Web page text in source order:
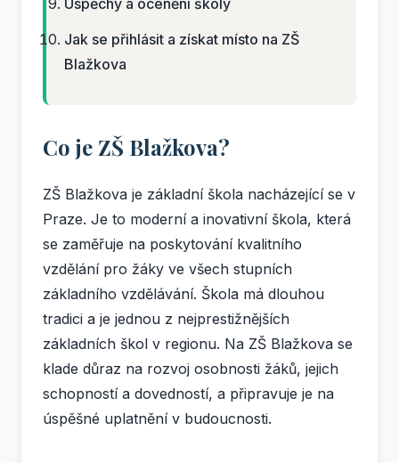
Jak se přihlásit a získat místo na ZŠ
Blažkova
Co je ZŠ Blažkova?
ZŠ Blažkova je základní škola nacházející se v
Praze. Je to moderní a inovativní škola, která
se zaměřuje na poskytování kvalitního
vzdělání pro žáky ve všech stupních
základního vzdělávání. Škola má dlouhou
tradici a je jednou z nejprestižnějších
základních škol v regionu. Na ZŠ Blažkova se
klade důraz na rozvoj osobnosti žáků, jejich
schopností a dovedností, a připravuje je na
úspěšné uplatnění v budoucnosti.